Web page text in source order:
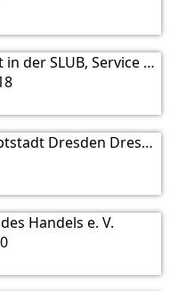
SCS-Servicepoint in der SLUB, Service point
VHS Landeshauptstadt Dresden Dresdner Bildungsberatung
Handels e. V.